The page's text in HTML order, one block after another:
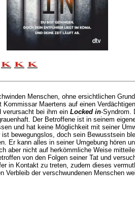
Menschen, ohne ersichtlichen
Kommissar Maertens auf einen
verursacht bei ihm ein Locked in-Syndrom.
Der Betroffene ist in seinem
und hat keine Möglichkeit mit seiner
ist bewegungslos, doch sein Bewusstsein
Er kann alles in seiner Umgebung hören
aber nicht auf herkömmliche Weise
von den Folgen seiner Tat und
in Kontakt zu treten, zudem dieses
Verbleib der verschwundenen Menschen